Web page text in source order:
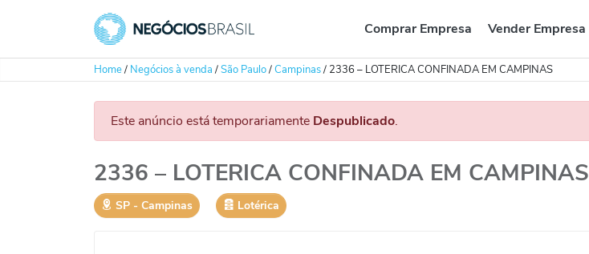
Comprar Empresa Vender Empresa
Home/ Negócios à venda/São Paulo/Campinas/ 2336 – LOTERICA CONFINADA EM CAMPINAS
Este anúncio está temporariamente Despublicado.
2336 – LOTERICA CONFINADA EM CAMPINAS
SP ‐ Campinas Lotérica